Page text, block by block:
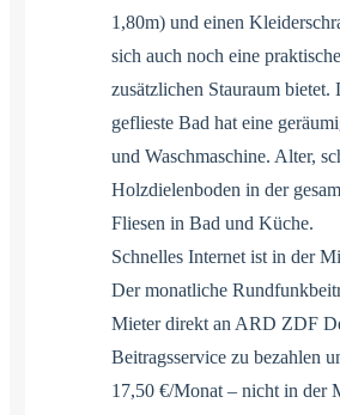
1,80m) und einen
sich auch noch eine
zusätzlichen Stauraum bietet.
geflieste Bad hat eine
und Waschmaschine. Alter,
Holzdielenboden in der
Fliesen in Bad und Küche.
Schnelles Internet ist in der
Der monatliche
Mieter direkt an ARD ZDF
Beitragsservice zu bezahlen
17,50 €/Monat – nicht in der